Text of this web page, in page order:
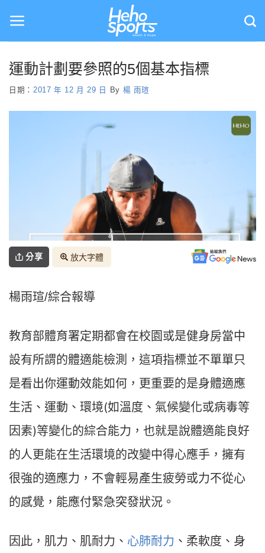
content
運動計劃要參照的5個基本指標
日期： 2017 年 12 月 29 日 By 楊 雨瑄
分享 放大字體
楊雨瑄/綜合報導
教育部體育署定期都會在校園或是健身房當中
設有所謂的體適能檢測 ，這項指標並不單單只
是看出你運動效能如何，更重要的是身體適應
生活、運動、環境(如溫度、氣候變化或病毒等
因素)等變化的綜合能力，也就是說體適能良好
的人更能在生活環境的改變中得心應手，擁有
很強的適應力，不會輕易產生疲勞或力不從心
的感覺，能應付緊急突發狀況。
因此，肌力、肌耐力、 心肺耐力 、柔軟度、身